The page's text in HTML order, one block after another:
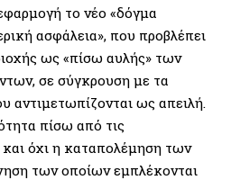
το νέο «δόγμα
ασφάλεια», που προβλέπει
ως «πίσω αυλής» των
σε σύγκρουση με τα
αντιμετωπίζονται ως απειλή.
πίσω από τις
και όχι η καταπολέμηση των
των οποίων εμπλέκονται